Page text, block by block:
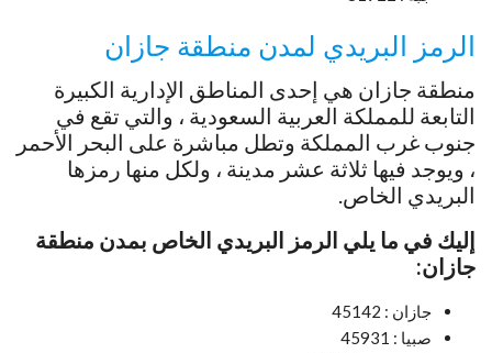
الرمز البريدي لمدن منطقة جازان
منطقة جازان هي إحدى المناطق الإدارية الكبيرة
التابعة للمملكة العربية السعودية ، والتي تقع في
جنوب غرب المملكة وتطل مباشرة على البحر الأحمر
، ويوجد فيها ثلاثة عشر مدينة ، ولكل منها رمزها
البريدي الخاص.
إليك في ما يلي الرمز البريدي الخاص بمدن منطقة
جازان:
جازان : 45142
صبيا : 45931